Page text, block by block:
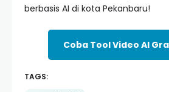
berbasis AI di kota Pekanbaru!
Coba Tool Video AI
TAGS: